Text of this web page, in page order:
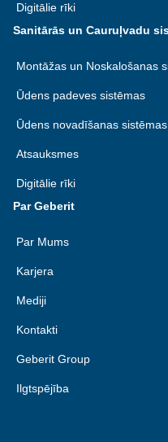
Digitālie rīki
Sanitārās un Cauruļvadu
Montāžas un Noskalošanas
Ūdens padeves sistēmas
Ūdens novadīšanas sistēmas
Atsauksmes
Digitālie rīki
Par Geberit
Par Mums
Karjera
Mediji
Kontakti
Geberit Group
Ilgtspējība